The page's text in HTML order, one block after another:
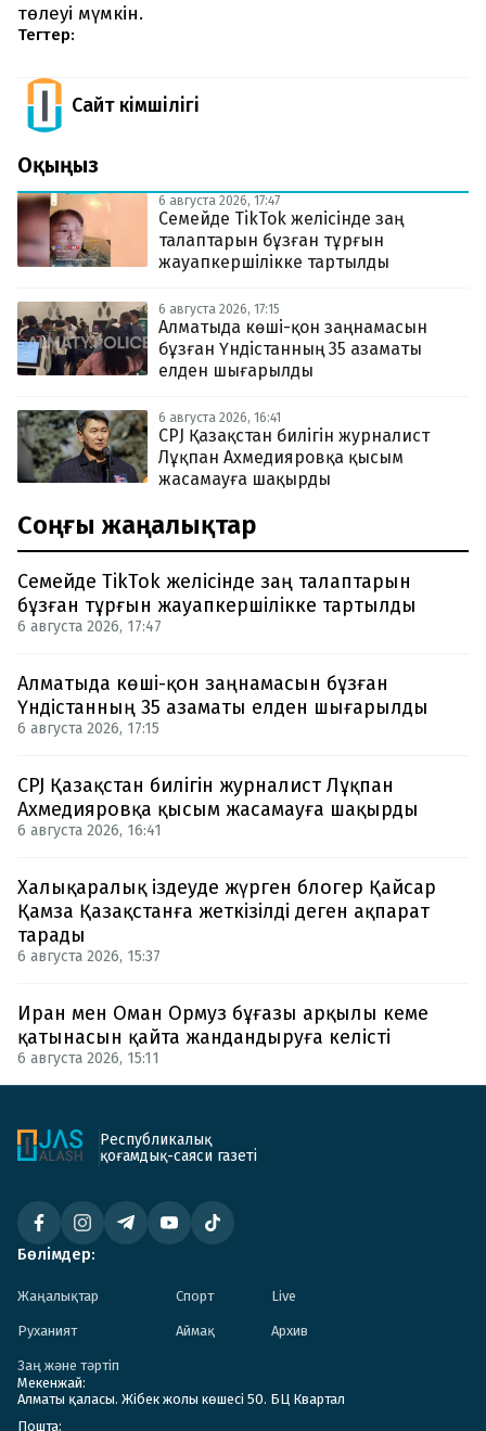
төлеуі мүмкін.
Тегтер:
Сайт Әкімшілігі
Оқыңыз
6 августа 2026, 17:47
Семейде TikTok желісінде заң
талаптарын бұзған тұрғын
жауапкершілікке тартылды
6 августа 2026, 17:15
Алматыда көші-қон заңнамасын
бұзған Үндістанның 35 азаматы
елден шығарылды
6 августа 2026, 16:41
CPJ Қазақстан билігін журналист
Лұқпан Ахмедияровқа қысым
жасамауға шақырды
Соңғы жаңалықтар
Семейде TikTok желісінде заң талаптарын
бұзған тұрғын жауапкершілікке тартылды
6 августа 2026, 17:47
Алматыда көші-қон заңнамасын бұзған
Үндістанның 35 азаматы елден шығарылды
6 августа 2026, 17:15
CPJ Қазақстан билігін журналист Лұқпан
Ахмедияровқа қысым жасамауға шақырды
6 августа 2026, 16:41
Халықаралық іздеуде жүрген блогер Қайсар
Қамза Қазақстанға жеткізілді деген ақпарат
тарады
6 августа 2026, 15:37
Иран мен Оман Ормуз бұғазы арқылы кеме
қатынасын қайта жандандыруға келісті
6 августа 2026, 15:11
Республикалық
қоғамдық-саяси газеті
Бөлімдер:
Жаңалықтар Спорт Live
Руханият Аймақ Архив
Заң және тәртіп
Мекенжай:
Алматы қаласы. Жібек жолы көшесі 50. БЦ Квартал
Пошта: